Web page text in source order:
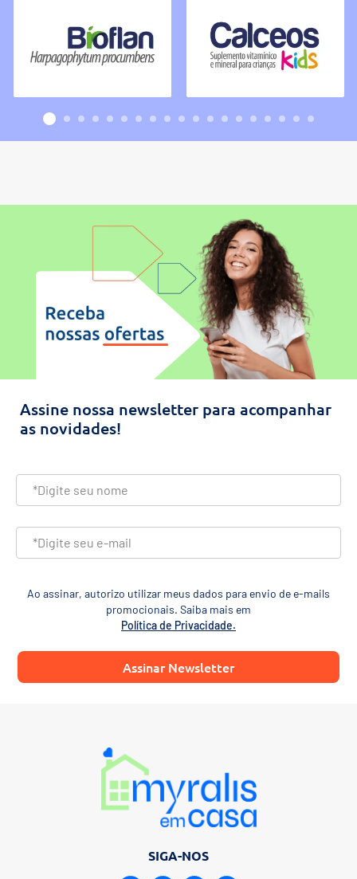
Assine nossa newsletter para acompanhar
as novidades!
Ao assinar, autorizo utilizar meus dados para envio de e-mails
promocionais. Saiba mais em
Política de Privacidade.
Assinar Newsletter
SIGA-NOS